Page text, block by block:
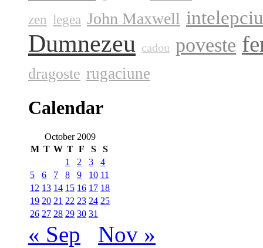
zen legea John Maxwell
Dumnezeu cadou poveste
dragoste rugaciune
Calendar
October 2009
M T W T F S
S
1
2 3
4
5
6 7 8 9 10 11
12 13 14 15 16 17 18
19 20 21 22 23 24 25
26 27 28 29 30 31
« Sep Nov »